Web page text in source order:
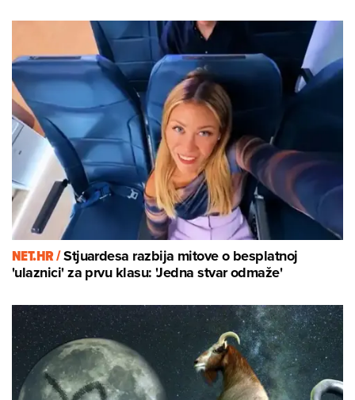
NET.HR /Stjuardesa razbija mitove o besplatnoj
'ulaznici' za prvu klasu: 'Jedna stvar odmaže'